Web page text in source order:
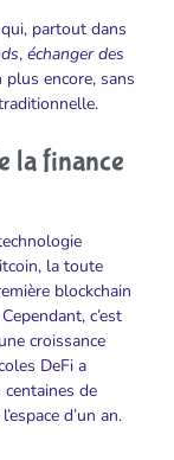
partout dans
, échanger des
plus encore, sans
la finance
la toute
blockchain
c’est
croissance
DeFi a
de
d’un an.